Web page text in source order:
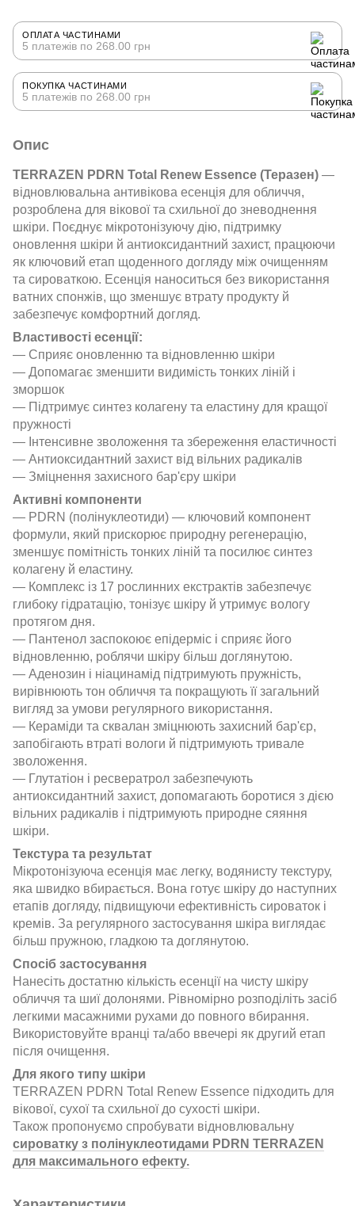
ОПЛАТА ЧАСТИНАМИ
5 платежів по 268.00 грн
ПОКУПКА ЧАСТИНАМИ
5 платежів по 268.00 грн
Опис
TERRAZEN PDRN Total Renew Essence (Теразен) —
відновлювальна антивікова есенція для обличчя,
розроблена для вікової та схильної до зневоднення
шкіри. Поєднує мікротонізуючу дію, підтримку
оновлення шкіри й антиоксидантний захист, працюючи
як ключовий етап щоденного догляду між очищенням
та сироваткою. Есенція наноситься без використання
ватних спонжів, що зменшує втрату продукту й
забезпечує комфортний догляд.
Властивості есенції:
— Сприяє оновленню та відновленню шкіри
— Допомагає зменшити видимість тонких ліній і
зморшок
— Підтримує синтез колагену та еластину для кращої
пружності
— Інтенсивне зволоження та збереження еластичності
— Антиоксидантний захист від вільних радикалів
— Зміцнення захисного бар'єру шкіри
Активні компоненти
— PDRN (полінуклеотиди) — ключовий компонент
формули, який прискорює природну регенерацію,
зменшує помітність тонких ліній та посилює синтез
колагену й еластину.
— Комплекс із 17 рослинних екстрактів забезпечує
глибоку гідратацію, тонізує шкіру й утримує вологу
протягом дня.
— Пантенол заспокоює епідерміс і сприяє його
відновленню, роблячи шкіру більш доглянутою.
— Аденозин і ніацинамід підтримують пружність,
вирівнюють тон обличчя та покращують її загальний
вигляд за умови регулярного використання.
— Кераміди та сквалан зміцнюють захисний бар'єр,
запобігають втраті вологи й підтримують тривале
зволоження.
— Глутатіон і ресвератрол забезпечують
антиоксидантний захист, допомагають боротися з дією
вільних радикалів і підтримують природне сяяння
шкіри.
Текстура та результат
Мікротонізуюча есенція має легку, водянисту текстуру,
яка швидко вбирається. Вона готує шкіру до наступних
етапів догляду, підвищуючи ефективність сироваток і
кремів. За регулярного застосування шкіра виглядає
більш пружною, гладкою та доглянутою.
Спосіб застосування
Нанесіть достатню кількість есенції на чисту шкіру
обличчя та шиї долонями. Рівномірно розподіліть засіб
легкими масажними рухами до повного вбирання.
Використовуйте вранці та/або ввечері як другий етап
після очищення.
Для якого типу шкіри
TERRAZEN PDRN Total Renew Essence підходить для
вікової, сухої та схильної до сухості шкіри.
Також пропонуємо спробувати відновлювальну
сироватку з полінуклеотидами PDRN TERRAZEN
для максимального ефекту.